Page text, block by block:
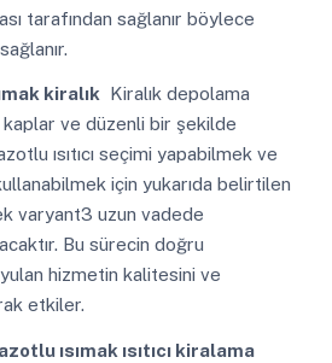
tarafından sağlanır böylece
kiralıkKiralık depolama
kaplar ve düzenli bir şekilde
ısıtıcı seçimi yapabilmek ve
için yukarıda belirtilen
varyant3 uzun vadede
Bu sürecin doğru
hizmetin kalitesini ve
etkiler.
ısımak ısıtıcı kiralama